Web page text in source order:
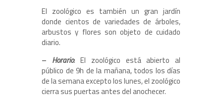
El zoológico es también un gran jardín
donde cientos de variedades de árboles,
arbustos y flores son objeto de cuidado
diario.
– Horario: El zoológico está abierto al
público de 9h de la mañana, todos los días
de la semana excepto los lunes, el zoológico
cierra sus puertas antes del anochecer.